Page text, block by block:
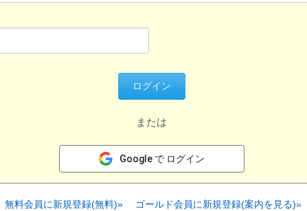
または
Google で ログイン
無料会員に新規登録(無料)»
ゴールド会員に新規登録(案内を見る)»